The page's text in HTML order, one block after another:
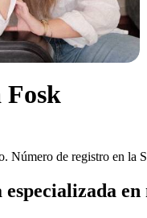
Fosk
Número de registro en la
en